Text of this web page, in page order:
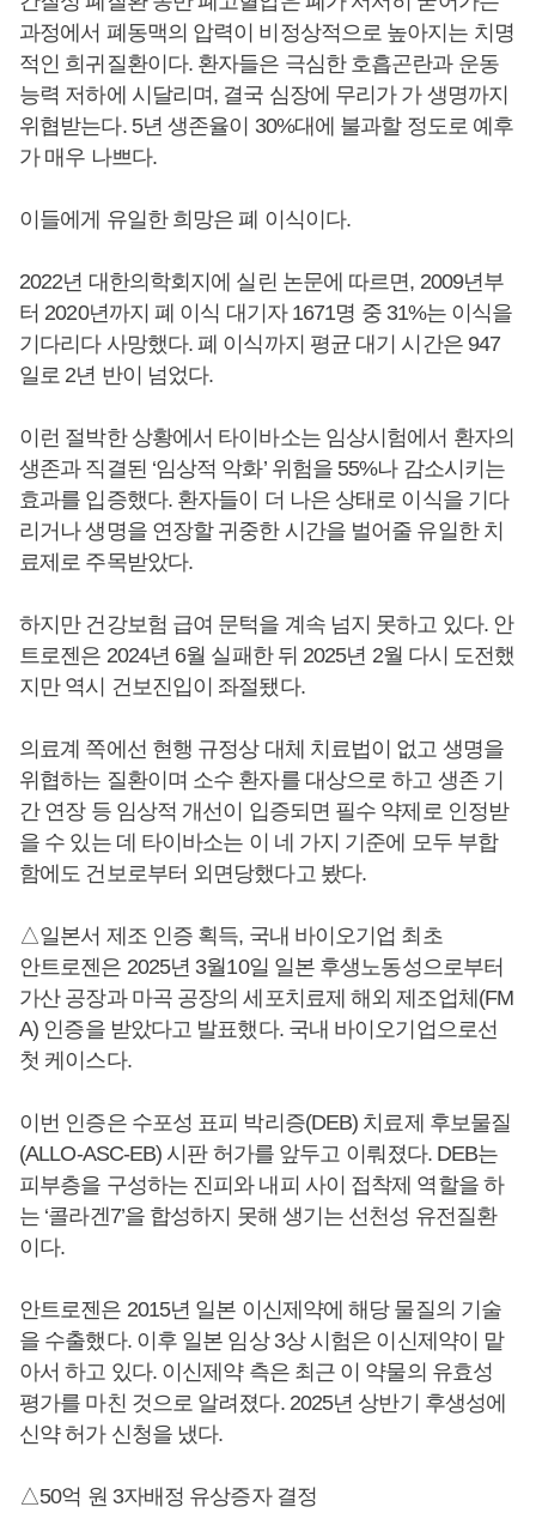
과정에서 폐동맥의 압력이 비정상적으로 높아지는 치명
적인 희귀질환이다. 환자들은 극심한 호흡곤란과 운동
능력 저하에 시달리며, 결국 심장에 무리가 가 생명까지
위협받는다. 5년 생존율이 30%대에 불과할 정도로 예후
가 매우 나쁘다.
이들에게 유일한 희망은 폐 이식이다.
2022년 대한의학회지에 실린 논문에 따르면, 2009년부
터 2020년까지 폐 이식 대기자 1671명 중 31%는 이식을
기다리다 사망했다. 폐 이식까지 평균 대기 시간은 947
일로 2년 반이 넘었다.
이런 절박한 상황에서 타이바소는 임상시험에서 환자의
생존과 직결된 ‘임상적 악화’ 위험을 55%나 감소시키는
효과를 입증했다. 환자들이 더 나은 상태로 이식을 기다
리거나 생명을 연장할 귀중한 시간을 벌어줄 유일한 치
료제로 주목받았다.
하지만 건강보험 급여 문턱을 계속 넘지 못하고 있다. 안
트로젠은 2024년 6월 실패한 뒤 2025년 2월 다시 도전했
지만 역시 건보진입이 좌절됐다.
의료계 쪽에선 현행 규정상 대체 치료법이 없고 생명을
위협하는 질환이며 소수 환자를 대상으로 하고 생존 기
간 연장 등 임상적 개선이 입증되면 필수 약제로 인정받
을 수 있는 데 타이바소는 이 네 가지 기준에 모두 부합
함에도 건보로부터 외면당했다고 봤다.
△일본서 제조 인증 획득, 국내 바이오기업 최초
안트로젠은 2025년 3월10일 일본 후생노동성으로부터
가산 공장과 마곡 공장의 세포치료제 해외 제조업체(FM
A) 인증을 받았다고 발표했다. 국내 바이오기업으로선
첫 케이스다.
이번 인증은 수포성 표피 박리증(DEB) 치료제 후보물질
(ALLO-ASC-EB) 시판 허가를 앞두고 이뤄졌다. DEB는
피부층을 구성하는 진피와 내피 사이 접착제 역할을 하
는 ‘콜라겐7’을 합성하지 못해 생기는 선천성 유전질환
이다.
안트로젠은 2015년 일본 이신제약에 해당 물질의 기술
을 수출했다. 이후 일본 임상 3상 시험은 이신제약이 맡
아서 하고 있다. 이신제약 측은 최근 이 약물의 유효성
평가를 마친 것으로 알려졌다. 2025년 상반기 후생성에
신약 허가 신청을 냈다.
△50억 원 3자배정 유상증자 결정